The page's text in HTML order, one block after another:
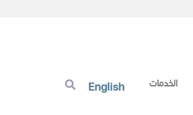
الخدمات English